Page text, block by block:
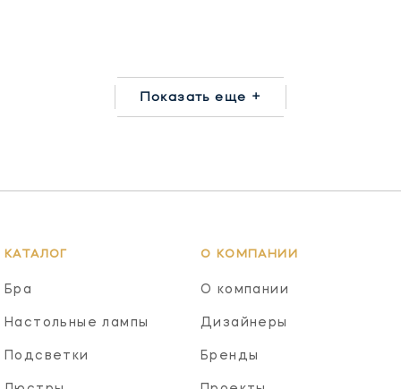
Показать еще +
КАТАЛОГ
Бра
Настольные лампы
Подсветки
О КОМПАНИИ
О компании
Дизайнеры
Бренды